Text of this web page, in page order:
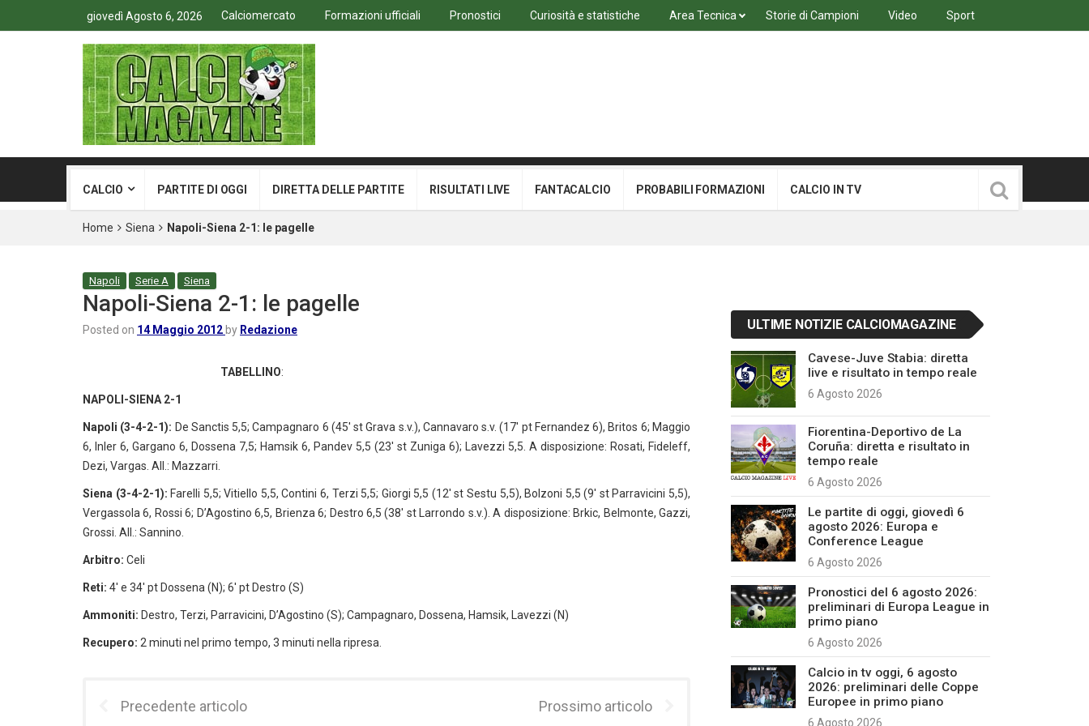
giovedì Agosto 6, 2026 Calciomercato Formazioni ufficiali Pronostici Curiosità e statistiche Area Tecnica Storie di Campioni Video Sport
CALCIO PARTITE DI OGGI DIRETTA DELLE PARTITE RISULTATI LIVE FANTACALCIO PROBABILI FORMAZIONI CALCIO IN TV
Home Siena Napoli-Siena 2-1: le pagelle
Napoli Serie A Siena
Napoli-Siena 2-1: le pagelle
Posted on 14 Maggio 2012 by Redazione
TABELLINO:
NAPOLI-SIENA 2-1
Napoli (3-4-2-1): De Sanctis 5,5; Campagnaro 6 (45′ st Grava s.v.), Cannavaro s.v. (17′ pt Fernandez 6), Britos 6; Maggio
6, Inler 6, Gargano 6, Dossena 7,5; Hamsik 6, Pandev 5,5 (23′ st Zuniga 6); Lavezzi 5,5. A disposizione: Rosati, Fideleff,
Dezi, Vargas. All.: Mazzarri.
Siena (3-4-2-1): Farelli 5,5; Vitiello 5,5, Contini 6, Terzi 5,5; Giorgi 5,5 (12′ st Sestu 5,5), Bolzoni 5,5 (9′ st Parravicini 5,5),
Vergassola 6, Rossi 6; D’Agostino 6,5, Brienza 6; Destro 6,5 (38′ st Larrondo s.v.). A disposizione: Brkic, Belmonte, Gazzi,
Grossi. All.: Sannino.
Arbitro: Celi
Reti: 4′ e 34′ pt Dossena (N); 6′ pt Destro (S)
Ammoniti: Destro, Terzi, Parravicini, D’Agostino (S); Campagnaro, Dossena, Hamsik, Lavezzi (N)
Recupero: 2 minuti nel primo tempo, 3 minuti nella ripresa.
Precedente articolo Prossimo articolo
ULTIME NOTIZIE CALCIOMAGAZINE
Cavese-Juve Stabia: diretta
live e risultato in tempo reale
6 Agosto 2026
Fiorentina-Deportivo de La
Coruña: diretta e risultato in
tempo reale
6 Agosto 2026
Le partite di oggi, giovedì 6
agosto 2026: Europa e
Conference League
6 Agosto 2026
Pronostici del 6 agosto 2026:
preliminari di Europa League in
primo piano
6 Agosto 2026
Calcio in tv oggi, 6 agosto
2026: preliminari delle Coppe
Europee in primo piano
6 Agosto 2026